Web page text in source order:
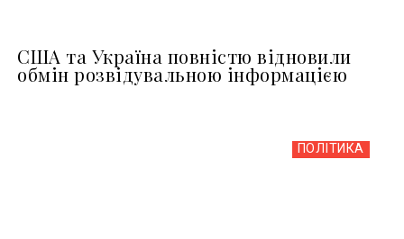
США та Україна повністю відновили
обмін розвідувальною інформацією
ПОЛІТИКА